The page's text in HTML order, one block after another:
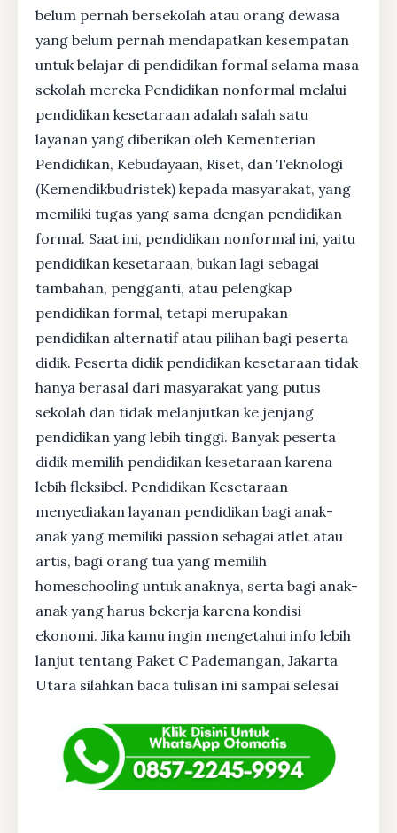
belum pernah bersekolah atau orang dewasa
yang belum pernah mendapatkan kesempatan
untuk belajar di pendidikan formal selama masa
sekolah mereka Pendidikan nonformal melalui
pendidikan kesetaraan adalah salah satu
layanan yang diberikan oleh Kementerian
Pendidikan, Kebudayaan, Riset, dan Teknologi
(Kemendikbudristek) kepada masyarakat, yang
memiliki tugas yang sama dengan pendidikan
formal. Saat ini, pendidikan nonformal ini, yaitu
pendidikan kesetaraan, bukan lagi sebagai
tambahan, pengganti, atau pelengkap
pendidikan formal, tetapi merupakan
pendidikan alternatif atau pilihan bagi peserta
didik. Peserta didik pendidikan kesetaraan tidak
hanya berasal dari masyarakat yang putus
sekolah dan tidak melanjutkan ke jenjang
pendidikan yang lebih tinggi. Banyak peserta
didik memilih pendidikan kesetaraan karena
lebih fleksibel. Pendidikan Kesetaraan
menyediakan layanan pendidikan bagi anak-
anak yang memiliki passion sebagai atlet atau
artis, bagi orang tua yang memilih
homeschooling untuk anaknya, serta bagi anak-
anak yang harus bekerja karena kondisi
ekonomi. Jika kamu ingin mengetahui info lebih
lanjut tentang Paket C Pademangan, Jakarta
Utara silahkan baca tulisan ini sampai selesai